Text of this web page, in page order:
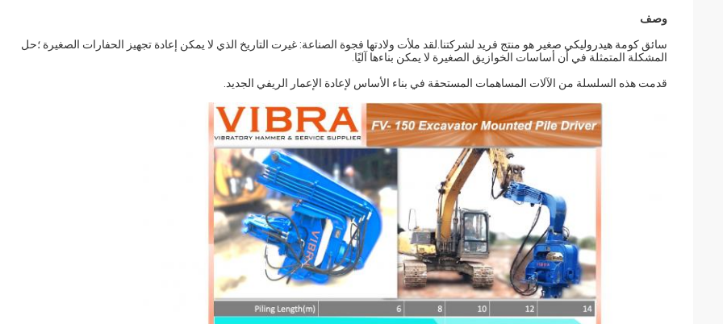
وصف
سائق كومة هيدروليكي صغير هو منتج فريد لشركتنا.لقد ملأت ولادتها فجوة الصناعة: غيرت التاريخ الذي لا يمكن إعادة تجهيز الحفارات الصغيرة ؛حل
المشكلة المتمثلة في أن أساسات الخوازيق الصغيرة لا يمكن بناءها آليًا.
قدمت هذه السلسلة من الآلات المساهمات المستحقة في بناء الأساس لإعادة الإعمار الريفي الجديد.